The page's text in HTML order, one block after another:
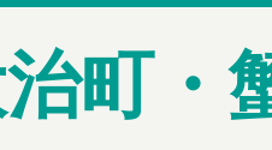
町・